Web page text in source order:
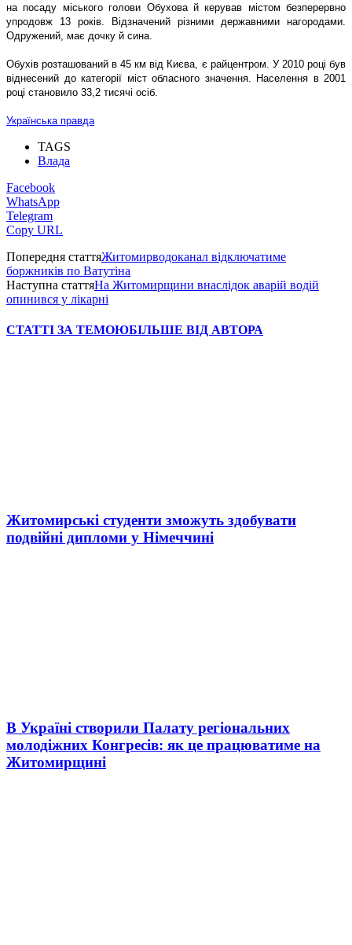
на посаду міського голови Обухова й керував містом безперервно
упродовж 13 років. Відзначений різними державними нагородами.
Одружений, має дочку й сина.
Обухів розташований в 45 км від Києва, є райцентром. У 2010 році був
віднесений до категорії міст обласного значення. Населення в 2001
році становило 33,2 тисячі осіб.
Українська правда
TAGS
Влада
Facebook
WhatsApp
Telegram
Copy URL
Попередня статтяЖитомирводоканал відключатиме
боржників по Ватутіна
Наступна статтяНа Житомирщини внаслідок аварій водій
опинився у лікарні
СТАТТІ ЗА ТЕМОЮБІЛЬШЕ ВІД АВТОРА
Житомирські студенти зможуть здобувати
подвійні дипломи у Німеччині
В Україні створили Палату регіональних
молодіжних Конгресів: як це працюватиме на
Житомирщині